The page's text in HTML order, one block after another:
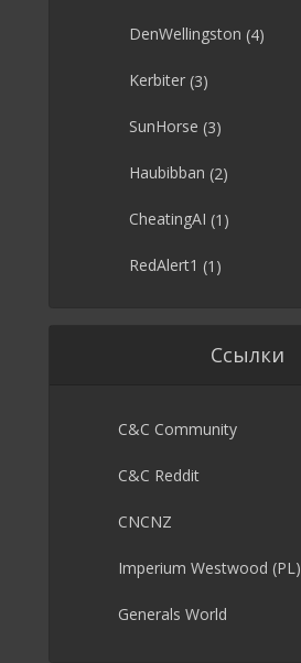
DenWellingston (4)
Kerbiter (3)
SunHorse (3)
Haubibban (2)
CheatingAI (1)
RedAlert1 (1)
Ссылки
C&C Community
C&C Reddit
CNCNZ
Imperium Westwood (PL)
Generals World